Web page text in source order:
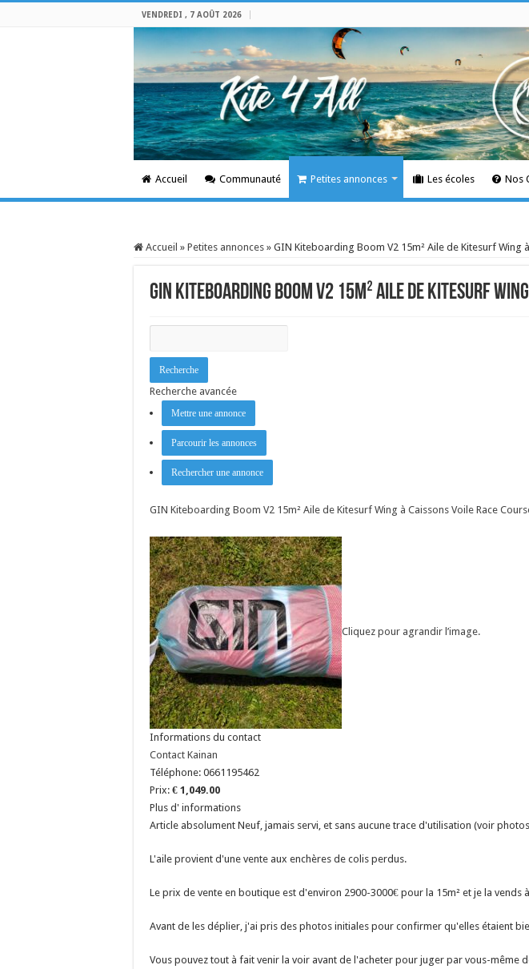
VENDREDI , 7 AOÛT 2026
Accueil Communauté Petites annonces Les écoles Nos
Accueil » Petites annonces » GIN Kiteboarding Boom V2 15m² Aile de Kitesurf Wing
GIN Kiteboarding Boom V2 15m² Aile de Kitesurf
Recherche avancée
Mettre une annonce
Parcourir les annonces
Rechercher une annonce
GIN Kiteboarding Boom V2 15m² Aile de Kitesurf Wing à Caissons Voile Race
Cliquez pour agrandir l’image.
Informations du contact
Contact Kainan
Téléphone: 0661195462
Prix: € 1,049.00
Plus d' informations
Article absolument Neuf, jamais servi, et sans aucune trace d'utilisation (voir
L'aile provient d'une vente aux enchères de colis perdus.
Le prix de vente en boutique est d'environ 2900-3000€ pour la 15m² et je la vends
Avant de les déplier, j'ai pris des photos initiales pour confirmer qu'elles étaient
Vous pouvez tout à fait venir la voir avant de l'acheter pour juger par vous-même